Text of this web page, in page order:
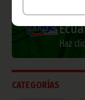
Haz
CATEGORÍAS